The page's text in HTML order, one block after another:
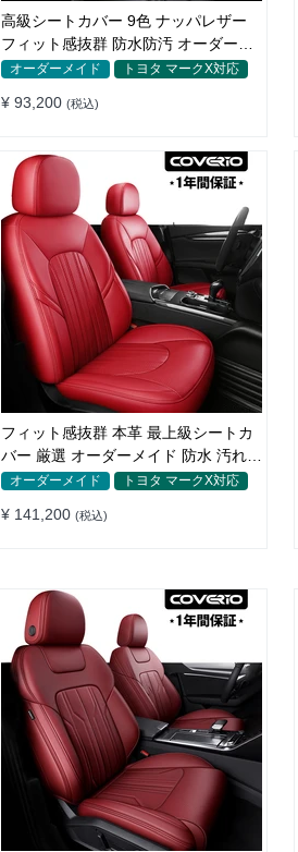
高級シートカバー 9色 ナッパレザー
フィット感抜群 防水防汚 オーダーメ
イド 全席セット
オーダーメイド トヨタ マークX対応
¥ 93,200 (税込)
フィット感抜群 本革 最上級シートカ
バー 厳選 オーダーメイド 防水 汚れ防
止 全席セット
オーダーメイド トヨタ マークX対応
¥ 141,200 (税込)